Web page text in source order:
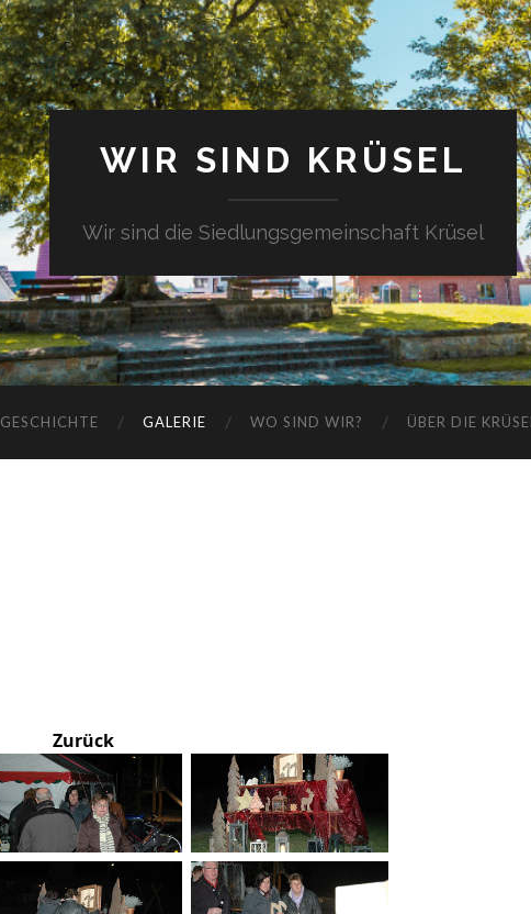
WIR SIND KRÜSEL
Wir sind die Siedlungsgemeinschaft Krüsel
GESCHICHTE GALERIE WO SIND WIR? ÜBER DIE
Zurück